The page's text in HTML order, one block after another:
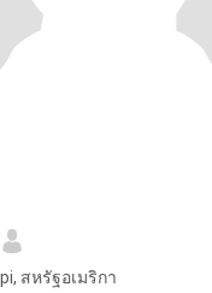
สหรัฐอเมริกา